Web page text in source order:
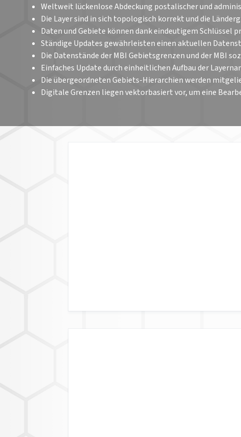
Weltweit lückenlose Abdeckung postalischer und
Die Layer sind in sich topologisch korrekt und die
Daten und Gebiete können dank eindeutigem
Ständige Updates gewährleisten einen aktuellen
Die Datenstände der MBI Gebietsgrenzen und der MBI
Einfaches Update durch einheitlichen Aufbau der
Die übergeordneten Gebiets-Hierarchien werden
Digitale Grenzen liegen vektorbasiert vor, um eine